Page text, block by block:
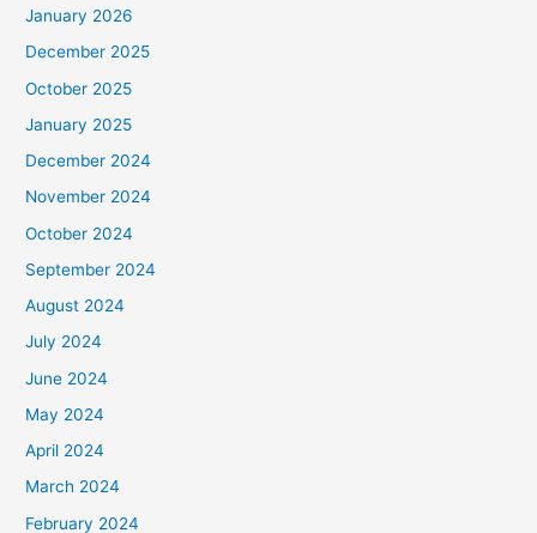
January 2026
December 2025
October 2025
January 2025
December 2024
November 2024
October 2024
September 2024
August 2024
July 2024
June 2024
May 2024
April 2024
March 2024
February 2024